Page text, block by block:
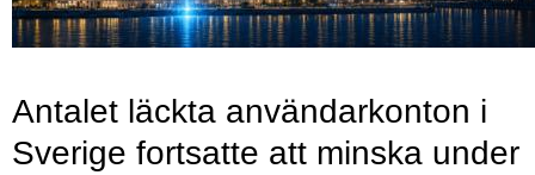
Antalet läckta användarkonton i
Sverige fortsatte att minska under